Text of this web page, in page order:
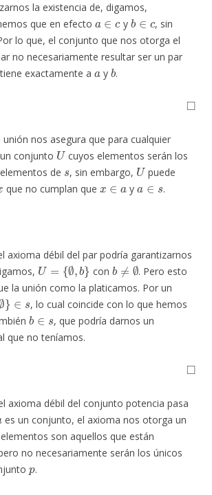
la existencia de, digamos,
que en efecto
a∈c
y
b∈
, sin
lo que, el conjunto que nos otorga el
no necesariamente resultar ser un par
exactamente a
a
y
b
.
◻
unión nos asegura que para cualquier
conjunto
U
cuyos elementos serán los
de
s
, sin embargo,
U
puede
x
que no cumplan que
x∈a
y
a ∈s
.
axioma débil del par podría garantizarnos
U={∅,b}
con
b≠∅
. Pero esto
la unión como la platicamos. Por un
}∈s
, lo cual coincide con lo que hemos
b∈ s
, que podría darnos un
que no teníamos.
◻
axioma débil del conjunto potencia pasa
es un conjunto, el axioma nos otorga un
son aquellos que están
no necesariamente serán los únicos
p
.